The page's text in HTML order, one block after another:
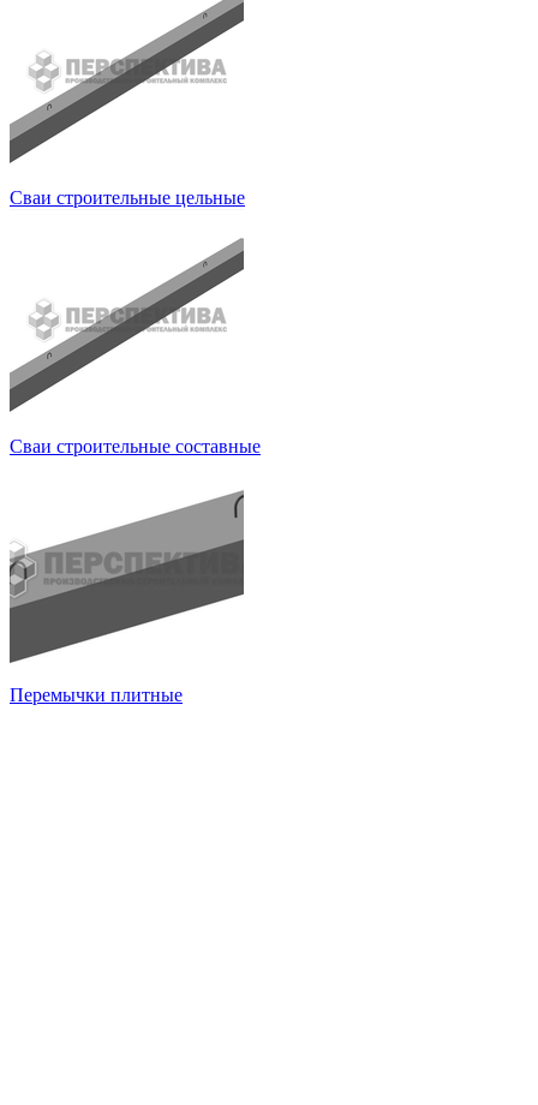
Сваи строительные цельные
Сваи строительные составные
Перемычки плитные